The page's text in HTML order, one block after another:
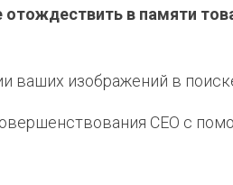
в памяти
ваших изображений в
СЕО с